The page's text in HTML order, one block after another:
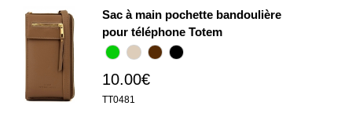
Sac à main pochette bandoulière
pour téléphone Totem
10.00€
TT0481